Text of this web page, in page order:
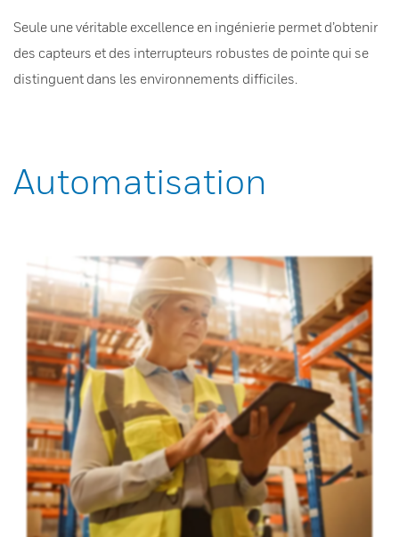
Seule une véritable excellence en ingénierie permet d’obtenir
des capteurs et des interrupteurs robustes de pointe qui se
distinguent dans les environnements difficiles.
Automatisation